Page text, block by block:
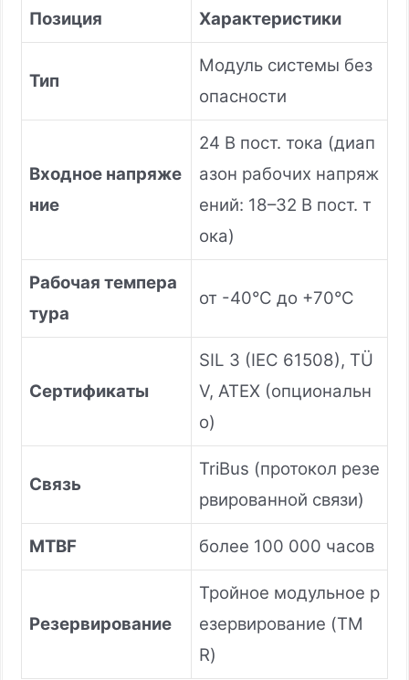
Позиция
Характеристики
Тип
Модуль системы без
опасности
Входное напряже
ние
24 В пост. тока (диап
азон рабочих напряж
ений: 18–32 В пост. т
ока)
Рабочая темпера
тура
от -40°C до +70°C
Сертификаты
SIL 3 (IEC 61508), TÜ
V, ATEX (опциональн
о)
Связь
TriBus (протокол резе
рвированной связи)
MTBF более 100 000 часов
Резервирование
Тройное модульное р
езервирование (TM
R)